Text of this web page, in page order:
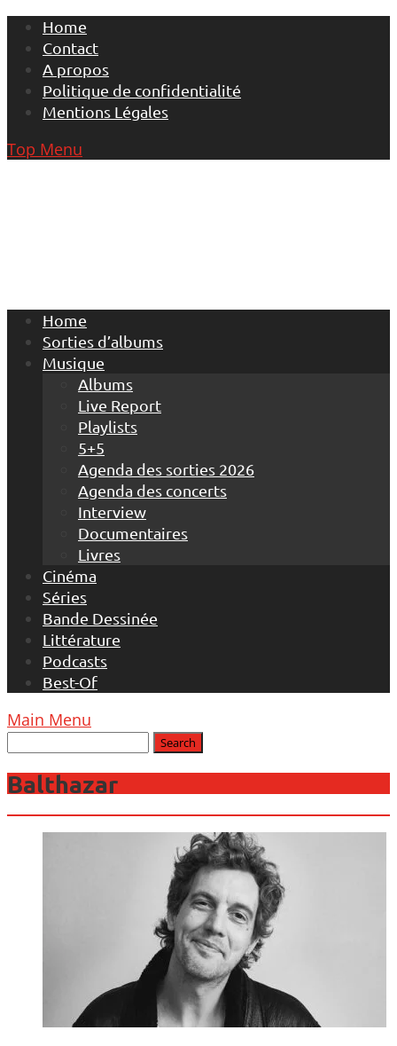
Skip
content
Home
Contact
A propos
Politique de confidentialité
Mentions Légales
Top Menu
Home
Sorties d’albums
Musique
Albums
Live Report
Playlists
5+5
Agenda des sorties 2026
Agenda des concerts
Interview
Documentaires
Livres
Cinéma
Séries
Bande Dessinée
Littérature
Podcasts
Best-Of
Main Menu
Balthazar